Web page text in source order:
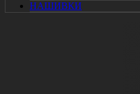
НАШИВКИ